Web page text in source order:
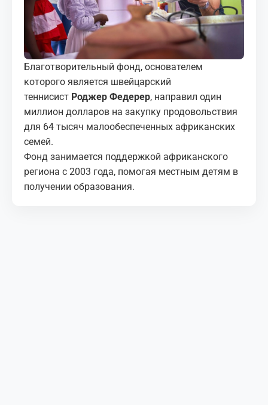
Благотворительный фонд, основателем
которого является швейцарский
теннисист Роджер Федерер, направил один
миллион долларов на закупку продовольствия
для 64 тысяч малообеспеченных африканских
семей.
Фонд занимается поддержкой африканского
региона с 2003 года, помогая местным детям в
получении образования.